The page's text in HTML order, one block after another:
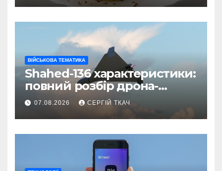
ВІЙСЬКОВА ТЕМАТИКА
Shahed-136 характеристики:
повний розбір дрона-
камікадзе
07.08.2026 СЕРГІЙ ТКАЧ